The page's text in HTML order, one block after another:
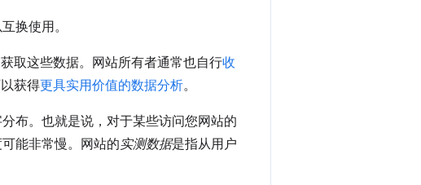
换使用。
获取这些数据。网站所有者通常也自行收
获得更具实用价值的数据分析。
布。也就是说，对于某些访问您网站的
能非常慢。网站的实测数据是指从用户